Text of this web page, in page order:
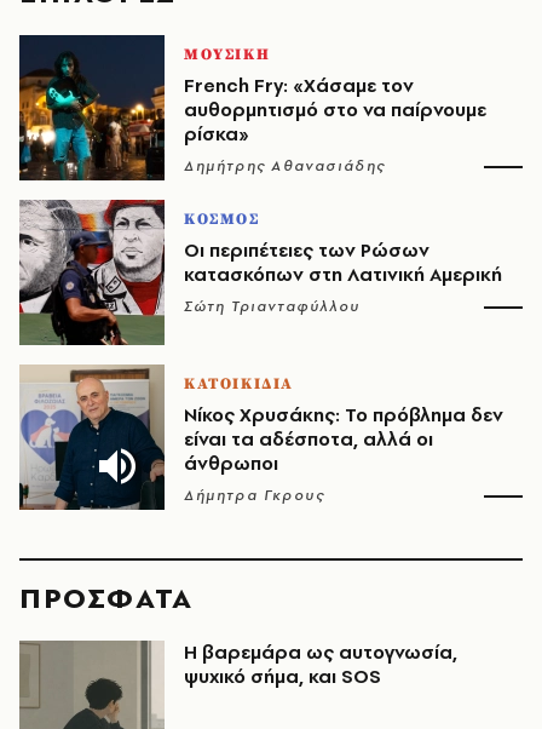
ΜΟΥΣΙΚΗ
French Fry: «Χάσαμε τον
αυθορμητισμό στο να παίρνουμε
ρίσκα»
Δημήτρης Αθανασιάδης
ΚΟΣΜΟΣ
Οι περιπέτειες των Ρώσων
κατασκόπων στη Λατινική Αμερική
Σώτη Τριανταφύλλου
ΚΑΤΟΙΚΙΔΙΑ
Νίκος Χρυσάκης: Το πρόβλημα δεν
είναι τα αδέσποτα, αλλά οι
άνθρωποι
Δήμητρα Γκρους
ΠΡΟΣΦΑΤΑ
Η βαρεμάρα ως αυτογνωσία,
ψυχικό σήμα, και SOS